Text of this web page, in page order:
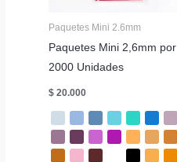
Paquetes Mini 2.6mm
Paquetes Mini 2,6mm por
2000 Unidades
$ 20.000